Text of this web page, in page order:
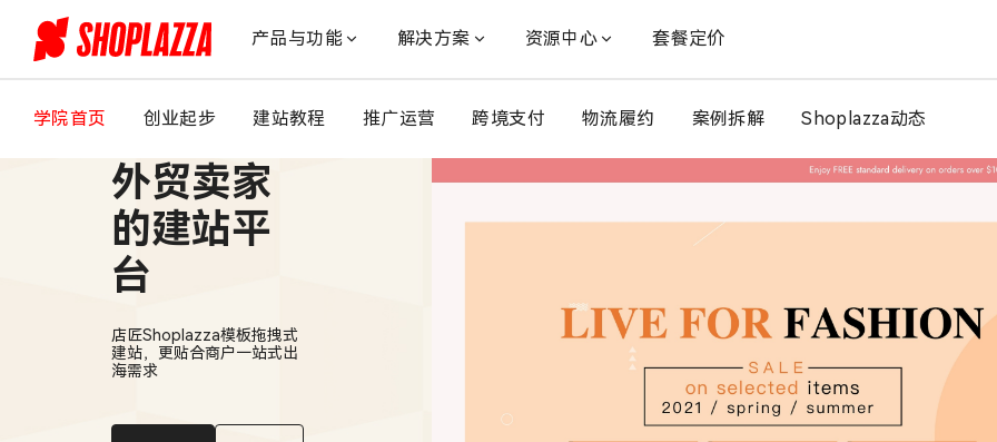
意：
产品与功能 解决方案 资源中心 套餐定价
学院首页 创业起步 建站教程 推广运营 跨境支付 物流履约 案例拆解 Shoplazza动态
适合中国
外贸卖家
的建站平
台
店匠Shoplazza模板拖拽式
建站，更贴合商户一站式出
海需求